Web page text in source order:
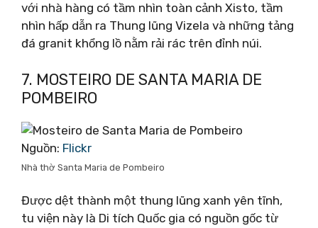
với nhà hàng có tầm nhìn toàn cảnh Xisto, tầm
nhìn hấp dẫn ra Thung lũng Vizela và những tảng
đá granit khổng lồ nằm rải rác trên đỉnh núi.
7. MOSTEIRO DE SANTA MARIA DE
POMBEIRO
Nguồn: Flickr
Nhà thờ Santa Maria de Pombeiro
Được dệt thành một thung lũng xanh yên tĩnh,
tu viện này là Di tích Quốc gia có nguồn gốc từ